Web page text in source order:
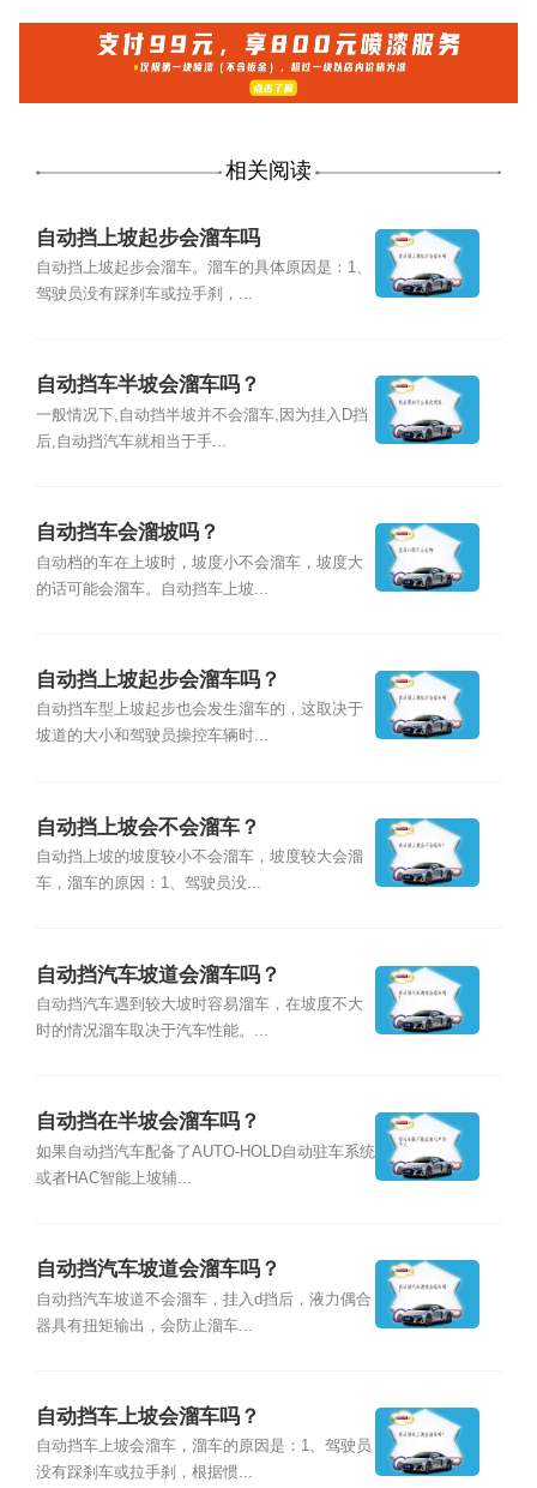
相关阅读
自动挡上坡起步会溜车吗
自动挡上坡起步会溜车。溜车的具体原因是：1、
驾驶员没有踩刹车或拉手刹，...
自动挡车半坡会溜车吗？
一般情况下,自动挡半坡并不会溜车,因为挂入D挡
后,自动挡汽车就相当于手...
自动挡车会溜坡吗？
自动档的车在上坡时，坡度小不会溜车，坡度大
的话可能会溜车。自动挡车上坡...
自动挡上坡起步会溜车吗？
自动挡车型上坡起步也会发生溜车的，这取决于
坡道的大小和驾驶员操控车辆时...
自动挡上坡会不会溜车？
自动挡上坡的坡度较小不会溜车，坡度较大会溜
车，溜车的原因：1、驾驶员没...
自动挡汽车坡道会溜车吗？
自动挡汽车遇到较大坡时容易溜车，在坡度不大
时的情况溜车取决于汽车性能。...
自动挡在半坡会溜车吗？
如果自动挡汽车配备了AUTO-HOLD自动驻车系统
或者HAC智能上坡辅...
自动挡汽车坡道会溜车吗？
自动挡汽车坡道不会溜车，挂入d挡后，液力偶合
器具有扭矩输出，会防止溜车...
自动挡车上坡会溜车吗？
自动挡车上坡会溜车，溜车的原因是：1、驾驶员
没有踩刹车或拉手刹，根据惯...